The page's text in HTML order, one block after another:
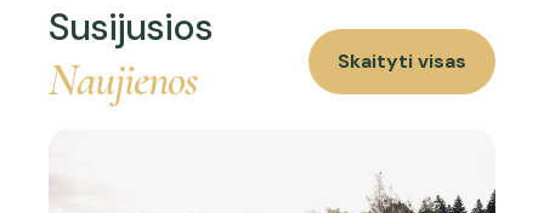
Susijusios
Naujienos Skaityti visas